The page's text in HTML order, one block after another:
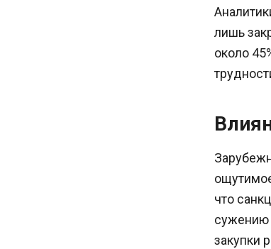
лишь
около
что
сужению
закупки